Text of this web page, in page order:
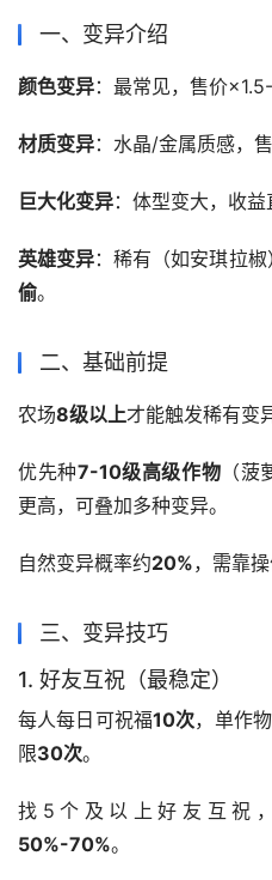
一、变异介绍
颜色变异：最常见，售价×1.5-
材质变异：水晶/金属质感，
巨大化变异：体型变大，收益
英雄变异：稀有（如安琪拉
偷。
二、基础前提
农场8级以上才能触发稀有变
优先种7-10级高级作物 （
更高，可叠加多种变异。
自然变异概率约20%，需靠操
三、变异技巧
1. 好友互祝（最稳定）
每人每日可祝福10次，单作
限30次。
找5个及以上好友互祝
50%-70%。